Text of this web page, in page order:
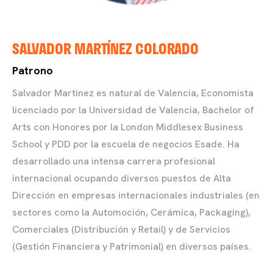
SALVADOR MARTÍNEZ COLORADO
Patrono
Salvador Martinez es natural de Valencia, Economista
licenciado por la Universidad de Valencia, Bachelor of
Arts con Honores por la London Middlesex Business
School y PDD por la escuela de negocios Esade. Ha
desarrollado una intensa carrera profesional
internacional ocupando diversos puestos de Alta
Dirección en empresas internacionales industriales (en
sectores como la Automoción, Cerámica, Packaging),
Comerciales (Distribución y Retail) y de Servicios
(Gestión Financiera y Patrimonial) en diversos países.